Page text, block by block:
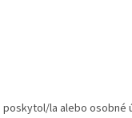
la alebo